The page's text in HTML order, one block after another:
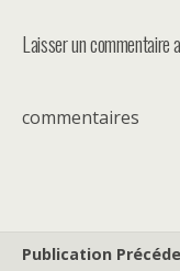
Laisser un
commentaires
Publication